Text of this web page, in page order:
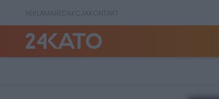
REKLAMAREDAKCJAKONTAKT